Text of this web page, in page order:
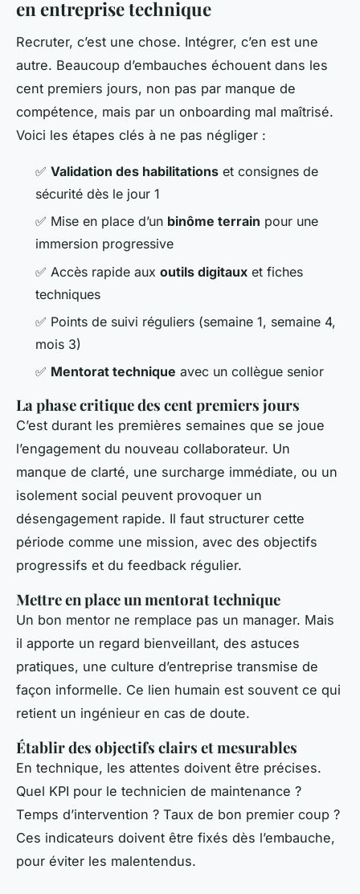
en entreprise technique
Recruter, c’est une chose. Intégrer, c’en est une
autre. Beaucoup d’embauches échouent dans les
cent premiers jours, non pas par manque de
compétence, mais par un onboarding mal maîtrisé.
Voici les étapes clés à ne pas négliger :
✅ Validation des habilitations et consignes de
sécurité dès le jour 1
✅ Mise en place d’un binôme terrain pour une
immersion progressive
✅ Accès rapide aux outils digitaux et fiches
techniques
✅ Points de suivi réguliers (semaine 1, semaine 4,
mois 3)
✅ Mentorat technique avec un collègue senior
La phase critique des cent premiers jours
C’est durant les premières semaines que se joue
l’engagement du nouveau collaborateur. Un
manque de clarté, une surcharge immédiate, ou un
isolement social peuvent provoquer un
désengagement rapide. Il faut structurer cette
période comme une mission, avec des objectifs
progressifs et du feedback régulier.
Mettre en place un mentorat technique
Un bon mentor ne remplace pas un manager. Mais
il apporte un regard bienveillant, des astuces
pratiques, une culture d’entreprise transmise de
façon informelle. Ce lien humain est souvent ce qui
retient un ingénieur en cas de doute.
Établir des objectifs clairs et mesurables
En technique, les attentes doivent être précises.
Quel KPI pour le technicien de maintenance ?
Temps d’intervention ? Taux de bon premier coup ?
Ces indicateurs doivent être fixés dès l’embauche,
pour éviter les malentendus.